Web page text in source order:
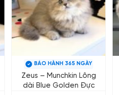
BẢO HÀNH 365 NGÀY
Zeus – Munchkin Lông
dài Blue Golden Đực